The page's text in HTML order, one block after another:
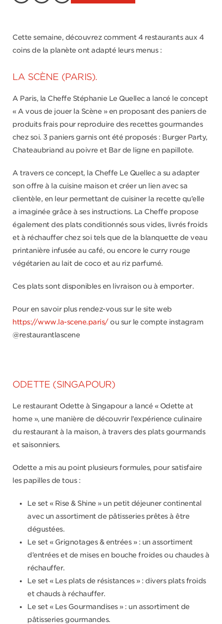
Cette semaine, découvrez comment 4 restaurants aux 4
coins de la planète ont adapté leurs menus :
LA SCÈNE (PARIS).
A Paris, la Cheffe Stéphanie Le Quellec a lancé le concept
« A vous de jouer la Scène » en proposant des paniers de
produits frais pour reproduire des recettes gourmandes
chez soi. 3 paniers garnis ont été proposés : Burger Party,
Chateaubriand au poivre et Bar de ligne en papillote.
A travers ce concept, la Cheffe Le Quellec a su adapter
son offre à la cuisine maison et créer un lien avec sa
clientèle, en leur permettant de cuisiner la recette qu’elle
a imaginée grâce à ses instructions. La Cheffe propose
également des plats conditionnés sous vides, livrés froids
et à réchauffer chez soi tels que de la blanquette de veau
printanière infusée au café, ou encore le curry rouge
végétarien au lait de coco et au riz parfumé.
Ces plats sont disponibles en livraison ou à emporter.
Pour en savoir plus rendez-vous sur le site web
https://www.la-scene.paris/ ou sur le compte instagram
@restaurantlascene
ODETTE (SINGAPOUR)
Le restaurant Odette à Singapour a lancé « Odette at
home », une manière de découvrir l’expérience culinaire
du restaurant à la maison, à travers des plats gourmands
et saisonniers.
Odette a mis au point plusieurs formules, pour satisfaire
les papilles de tous :
Le set « Rise & Shine » un petit déjeuner continental
avec un assortiment de pâtisseries prêtes à être
dégustées.
Le set « Grignotages & entrées » : un assortiment
d’entrées et de mises en bouche froides ou chaudes à
réchauffer.
Le set « Les plats de résistances » : divers plats froids
et chauds à réchauffer.
Le set « Les Gourmandises » : un assortiment de
pâtisseries gourmandes.